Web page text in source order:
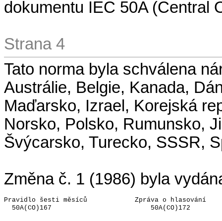
dokumentu IEC 50A (Central
Strana 4
Tato norma byla schválena
Austrálie, Belgie, Kanada,
Maďarsko, Izrael, Korejská
Norsko, Polsko, Rumunsko,
Švýcarsko, Turecko, SSSR,
Změna č. 1 (1986) byla
Pravidlo šesti měsíců
Zpráva o hlasování
50A(CO)167
50A(CO)172